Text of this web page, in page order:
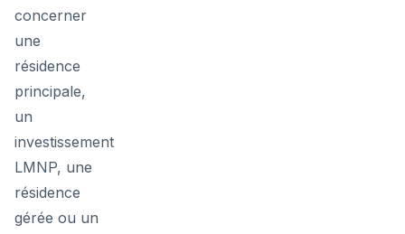
concerner
une
résidence
principale,
un
investissement
LMNP, une
résidence
gérée ou un